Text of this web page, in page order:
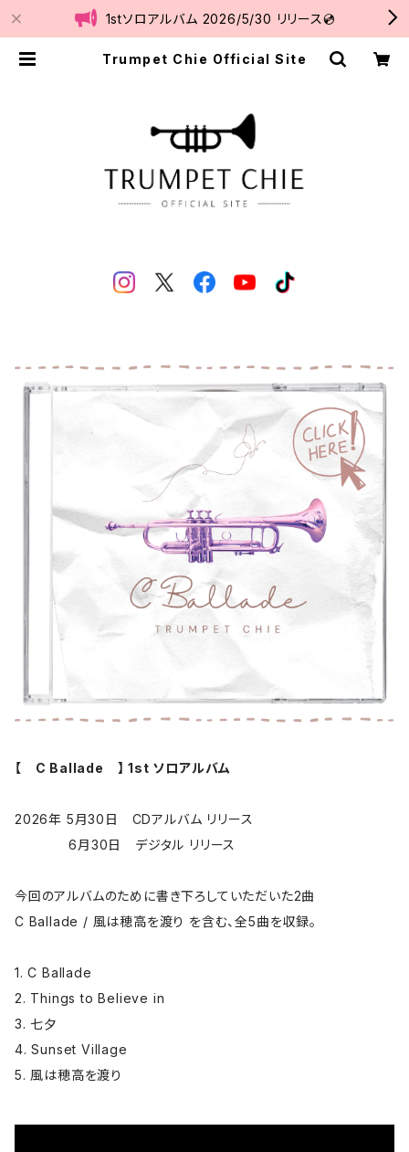
1stソロアルバム 2026/5/30 リリース💿
Trumpet Chie Official Site
【 C Ballade 】 1st ソロアルバム
2026年 5月30日 CDアルバム リリース
6月30日 デジタル リリース
今回のアルバムのために書き下ろしていただいた2曲
C Ballade / 風は穂高を渡り を含む、全5曲を収録。
1. C Ballade
2. Things to Believe in
3. 七夕
4. Sunset Village
5. 風は穂高を渡り